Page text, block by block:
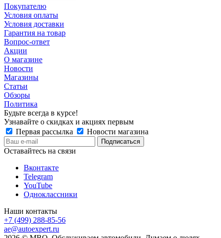
Покупателю
Условия оплаты
Условия доставки
Гарантия на товар
Вопрос-ответ
Акции
О магазине
Новости
Магазины
Статьи
Обзоры
Политика
Будьте всегда в курсе!
Узнавайте о скидках и акциях первым
Первая рассылка
Новости магазина
Оставайтесь на связи
Вконтакте
Telegram
YouTube
Одноклассники
Наши контакты
+7 (499) 288-85-56
ae@autoexpert.ru